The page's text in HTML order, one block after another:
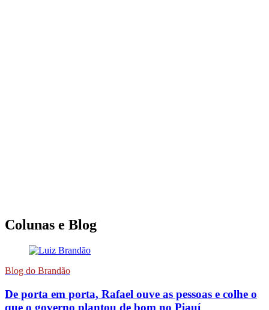
Colunas e Blog
Blog do Brandão
De porta em porta, Rafael ouve as pessoas e colhe o
que o governo plantou de bom no Piauí